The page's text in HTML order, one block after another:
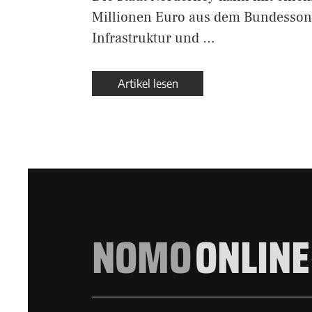
Millionen Euro aus dem
Infrastruktur und …
Artikel lesen
NOMOONLINE